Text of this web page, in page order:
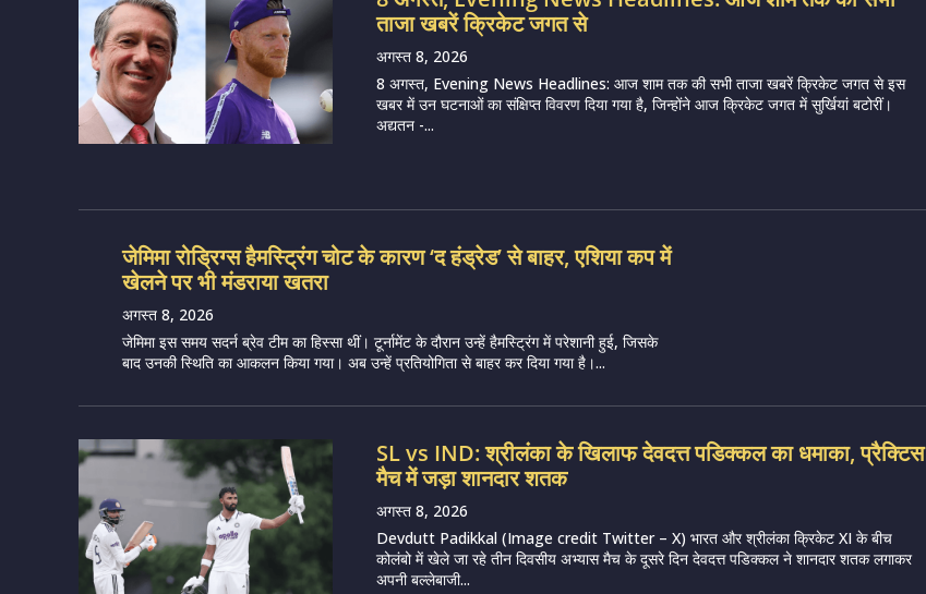
ताजा खबरें क्रिकेट जगत से
अगस्त 8, 2026
8 अगस्त, Evening News Headlines: आज शाम तक की सभी ताजा खबरें क्रिकेट जगत से इस
खबर में उन घटनाओं का संक्षिप्त विवरण दिया गया है, जिन्होंने आज क्रिकेट जगत में सुर्खियां बटोरीं।
अद्यतन -...
जेमिमा रोड्रिग्स हैमस्ट्रिंग चोट के कारण ‘द हंड्रेड’ से बाहर, एशिया कप में
खेलने पर भी मंडराया खतरा
अगस्त 8, 2026
जेमिमा इस समय सदर्न ब्रेव टीम का हिस्सा थीं। टूर्नामेंट के दौरान उन्हें हैमस्ट्रिंग में परेशानी हुई, जिसके
बाद उनकी स्थिति का आकलन किया गया। अब उन्हें प्रतियोगिता से बाहर कर दिया गया है।...
SL vs IND: श्रीलंका के खिलाफ देवदत्त पडिक्कल का धमाका, प्रैक्टिस
मैच में जड़ा शानदार शतक
अगस्त 8, 2026
Devdutt Padikkal (Image credit Twitter – X) भारत और श्रीलंका क्रिकेट XI के बीच
कोलंबो में खेले जा रहे तीन दिवसीय अभ्यास मैच के दूसरे दिन देवदत्त पडिक्कल ने शानदार शतक लगाकर
अपनी बल्लेबाजी...